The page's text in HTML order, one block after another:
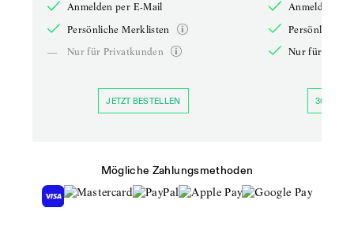
Anmelden per E-Mail
Persönliche Merklisten
—
Nur für Privatkunden
JETZT BESTELLEN
Anmelden
Persönliche
Nur für
30 TAGE
Mögliche Zahlungsmethoden